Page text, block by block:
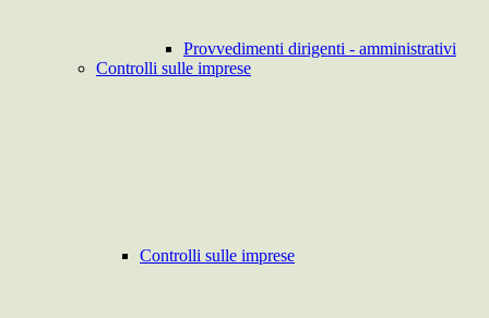
Provvedimenti dirigenti - amministrativi
Controlli sulle imprese
Controlli sulle imprese